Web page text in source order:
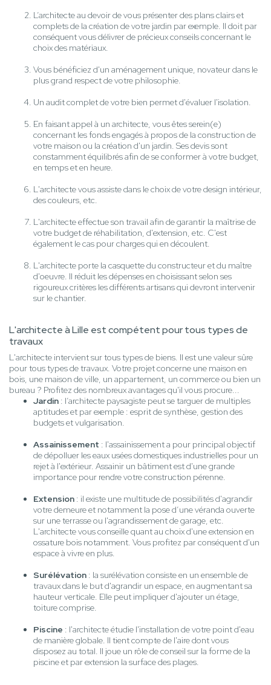
L’architecte au devoir de vous présenter des plans clairs et
complets de la création de votre jardin par exemple. Il doit par
conséquent vous délivrer de précieux conseils concernant le
choix des matériaux.
Vous bénéficiez d'un aménagement unique, novateur dans le
plus grand respect de votre philosophie.
Un audit complet de votre bien permet d'évaluer l'isolation.
En faisant appel à un architecte, vous êtes serein(e)
concernant les fonds engagés à propos de la construction de
votre maison ou la création d'un jardin. Ses devis sont
constamment équilibrés afin de se conformer à votre budget,
en temps et en heure.
L'architecte vous assiste dans le choix de votre design intérieur,
des couleurs, etc.
L'architecte effectue son travail afin de garantir la maîtrise de
votre budget de réhabilitation, d'extension, etc. C'est
également le cas pour charges qui en découlent.
L'architecte porte la casquette du constructeur et du maître
d'oeuvre. Il réduit les dépenses en choisissant selon ses
rigoureux critères les différents artisans qui devront intervenir
sur le chantier.
L'architecte à Lille est compétent pour tous types de
travaux
L'architecte intervient sur tous types de biens. Il est une valeur sûre
pour tous types de travaux. Votre projet concerne une maison en
bois, une maison de ville, un appartement, un commerce ou bien un
bureau ? Profitez des nombreux avantages qu'il vous procure...
Jardin : l’architecte paysagiste peut se targuer de multiples
aptitudes et par exemple : esprit de synthèse, gestion des
budgets et vulgarisation.
Assainissement : l'assainissement a pour principal objectif
de dépolluer les eaux usées domestiques industrielles pour un
rejet à l'extérieur. Assainir un bâtiment est d'une grande
importance pour rendre votre construction pérenne.
Extension : il existe une multitude de possibilités d'agrandir
votre demeure et notamment la pose d’une véranda ouverte
sur une terrasse ou l'agrandissement de garage, etc.
L'architecte vous conseille quant au choix d'une extension en
ossature bois notamment. Vous profitez par conséquent d'un
espace à vivre en plus.
Surélévation : la surélévation consiste en un ensemble de
travaux dans le but d'agrandir un espace, en augmentant sa
hauteur verticale. Elle peut impliquer d'ajouter un étage,
toiture comprise.
Piscine : l'architecte étudie l'installation de votre point d'eau
de manière globale. Il tient compte de l'aire dont vous
disposez au total. Il joue un rôle de conseil sur la forme de la
piscine et par extension la surface des plages.